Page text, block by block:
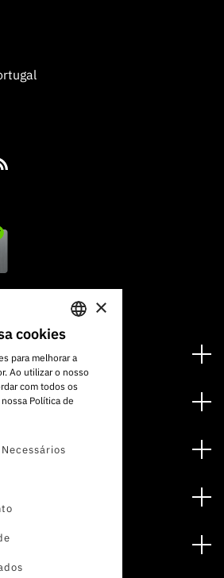
de Concursos
para o Conhecimento
e Informação
PORTUGUESE
ENGLISH
×
cookies
para melhorar a
Ao utilizar o nosso
com todos os
Política de